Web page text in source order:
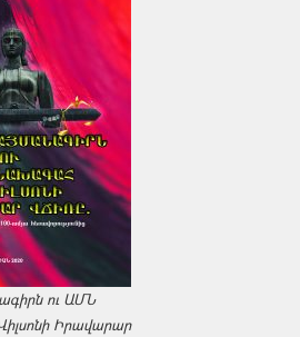
ու ԱՄՆ
Իրավարար